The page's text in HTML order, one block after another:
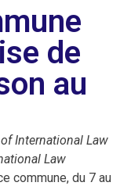
de
au
International Law
Law
commune, du 7 au